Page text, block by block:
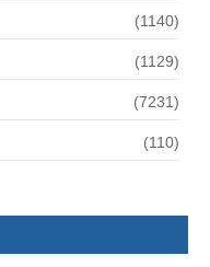
(1140)
(1129)
(7231)
(110)